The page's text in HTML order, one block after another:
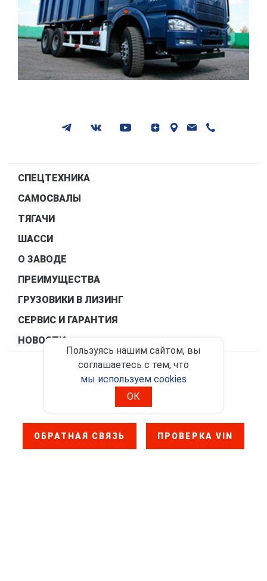
СПЕЦТЕХНИКА
САМОСВАЛЫ
ТЯГАЧИ
ШАССИ
О ЗАВОДЕ
ПРЕИМУЩЕСТВА
ГРУЗОВИКИ В ЛИЗИНГ
СЕРВИС И ГАРАНТИЯ
НОВОСТИ
Правовая информация
Политика конфиденциальности
ОБРАТНАЯ СВЯЗЬ ПРОВЕРКА VIN
Пользуясь нашим сайтом, вы
соглашаетесь с тем, что
мы используем cookies
ОК